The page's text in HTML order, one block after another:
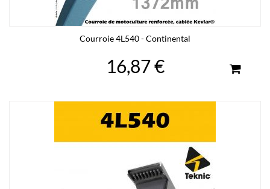
Courroie 4L540 - Continental
16,87 €